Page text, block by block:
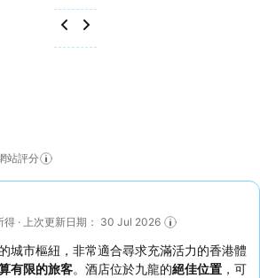
站評分
· 上次更新日期： 30 Jul 2026
城市樞紐，非常適合尋求充滿活力的香港體
有限的旅客。酒店位於九龍的絕佳位置 ，可